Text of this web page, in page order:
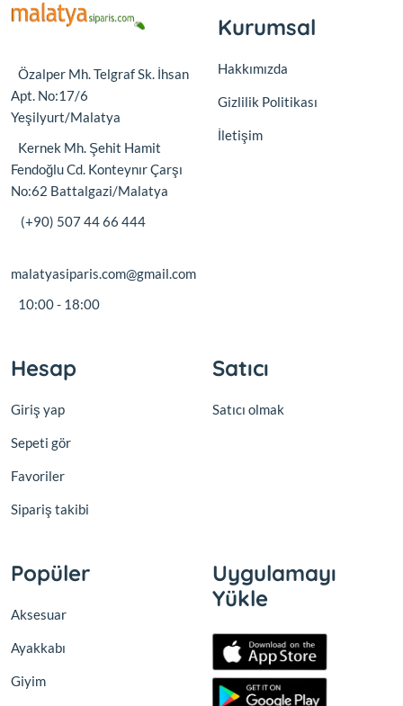
Özalper Mh. Telgraf Sk. İhsan
Apt. No:17/6
Yeşilyurt/Malatya
Kernek Mh. Şehit Hamit
Fendoğlu Cd. Konteynır Çarşı
No:62 Battalgazi/Malatya
(+90) 507 44 66 444
malatyasiparis.com@gmail.com
10:00 - 18:00
Kurumsal
Hakkımızda
Gizlilik Politikası
İletişim
Hesap
Giriş yap
Sepeti gör
Favoriler
Sipariş takibi
Satıcı
Satıcı olmak
Popüler
Aksesuar
Ayakkabı
Giyim
Uygulamayı
Yükle